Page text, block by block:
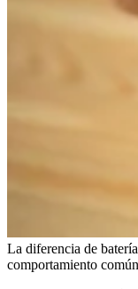
La diferencia de
comportamiento